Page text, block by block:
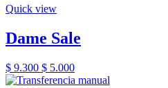
Quick view
Dame Sale
$ 9.300 $ 5.000